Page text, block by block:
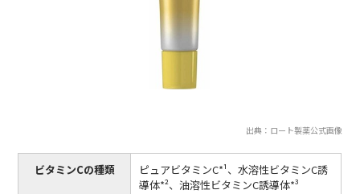
出典：ロート製薬公式画像
ビタミンCの種類
ピュアビタミンC*¹、水溶性ビタミンC誘
導体*²、油溶性ビタミンC誘導体*³